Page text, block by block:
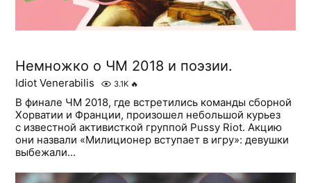
Немножко о ЧМ 2018 и поэзии.
Idiot Venerabilis 3.1K 🔥
В финале ЧМ 2018, где встретились команды сборной
Хорватии и Франции, произошел небольшой курьез
с известной активисткой группой Pussy Riot. Акцию
они назвали «Милиционер вступает в игру»: девушки
выбежали...